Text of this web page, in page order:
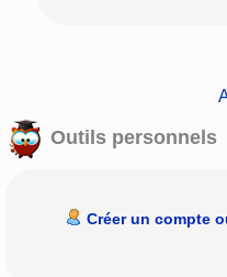
Outils personnels
Créer un compte